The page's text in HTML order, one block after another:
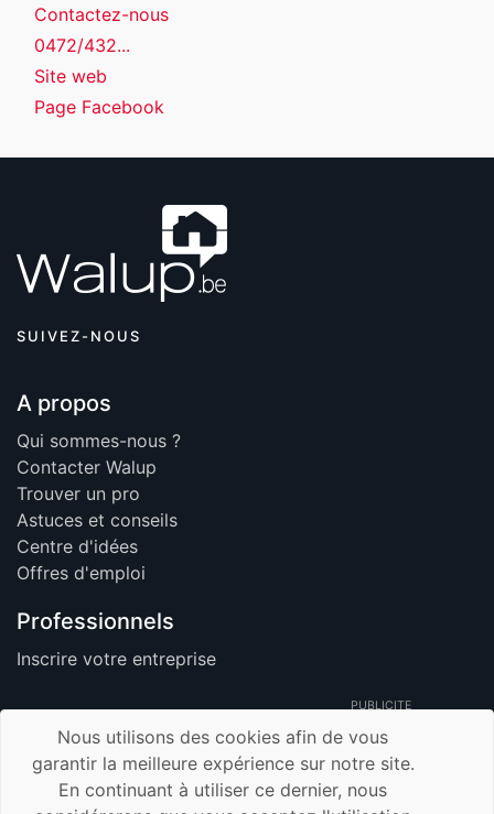
Contactez-nous
0472/432...
Site web
Page Facebook
SUIVEZ-NOUS
A propos
Qui sommes-nous ?
Contacter Walup
Trouver un pro
Astuces et conseils
Centre d'idées
Offres d'emploi
Professionnels
Inscrire votre entreprise
PUBLICITE
© 2026 Walup.be - Tous Droits Réservés -
Nous utilisons des cookies afin de vous
garantir la meilleure expérience sur notre site.
En continuant à utiliser ce dernier, nous